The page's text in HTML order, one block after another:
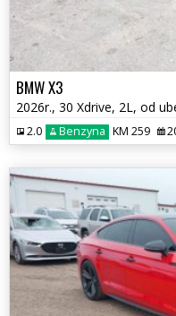
BMW X3
2.0 Benzyna KM 259